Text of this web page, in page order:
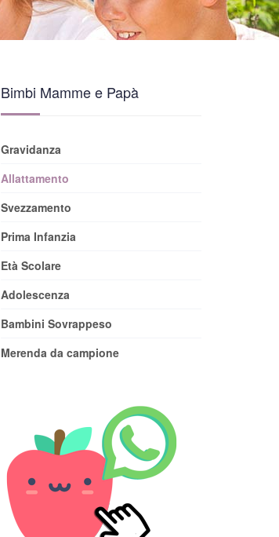
Bimbi Mamme e Papà
Gravidanza
Allattamento
Svezzamento
Prima Infanzia
Età Scolare
Adolescenza
Bambini Sovrappeso
Merenda da campione